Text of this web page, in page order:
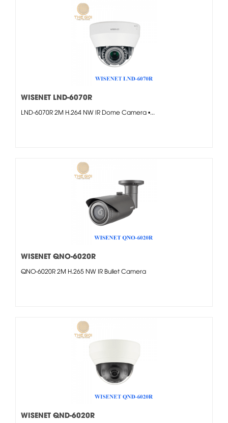
WISENET LND-6070R
LND-6070R 2M H.264 NW IR Dome Camera •...
WISENET QNO-6020R
QNO-6020R 2M H.265 NW IR Bullet Camera
WISENET QND-6020R